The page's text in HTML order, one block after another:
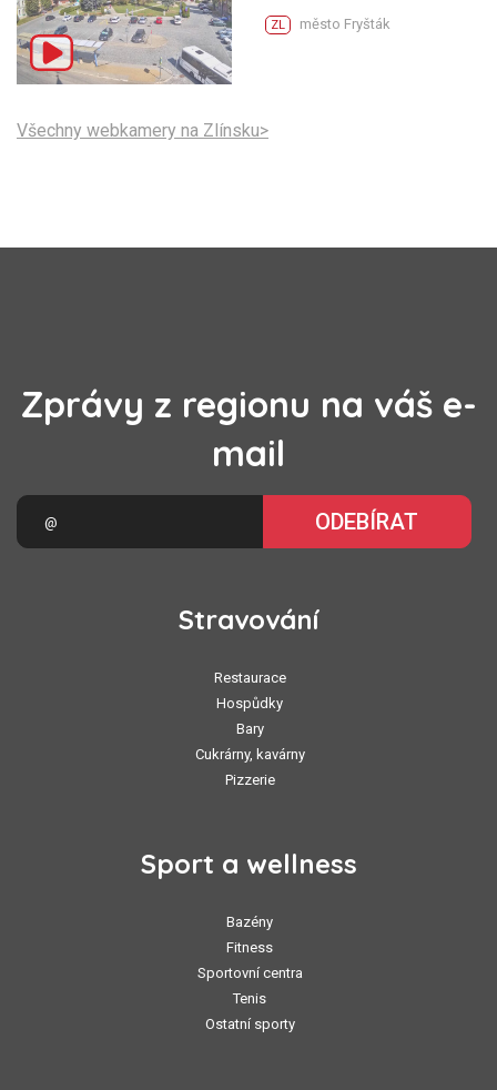
ZL město Fryšták
Všechny webkamery na Zlínsku>
Zprávy z regionu na váš e-
mail
ODEBÍRAT
Stravování
Restaurace
Hospůdky
Bary
Cukrárny, kavárny
Pizzerie
Sport a wellness
Bazény
Fitness
Sportovní centra
Tenis
Ostatní sporty